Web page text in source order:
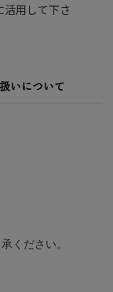
用して下さ
いについて
ください。